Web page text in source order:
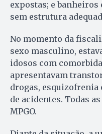
expostas; e
sem estrutura
No momento da
sexo masculino,
idosos com
apresentavam
drogas, esquizofrenia
de acidentes. Todas
MPGO.